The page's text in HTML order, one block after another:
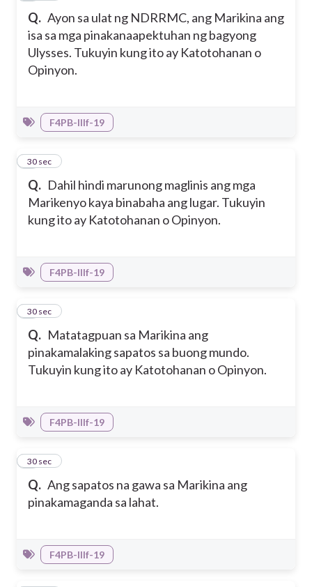
Q. Ayon sa ulat ng NDRRMC, ang Marikina ang
isa sa mga pinakanaapektuhan ng bagyong
Ulysses. Tukuyin kung ito ay Katotohanan o
Opinyon.
F4PB-IIIf-19
Q. Dahil hindi marunong maglinis ang mga
Marikenyo kaya binabaha ang lugar. Tukuyin
kung ito ay Katotohanan o Opinyon.
2
30 sec
F4PB-IIIf-19
Q. Matatagpuan sa Marikina ang
pinakamalaking sapatos sa buong mundo.
Tukuyin kung ito ay Katotohanan o Opinyon.
3
30 sec
F4PB-IIIf-19
Q. Ang sapatos na gawa sa Marikina ang
pinakamaganda sa lahat.
4
30 sec
F4PB-IIIf-19